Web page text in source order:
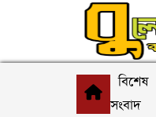
বিশেষ
সংবাদ